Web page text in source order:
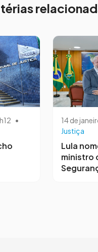
•
14 de
Justiça
Lula
ministro